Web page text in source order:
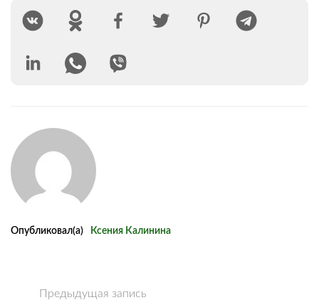
Опубликовал(а) Ксения Калинина
Предыдущая запись